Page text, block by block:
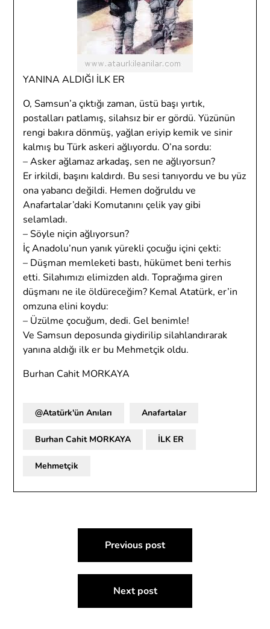
YANINA ALDIĞI İLK ER
O, Samsun’a çıktığı zaman, üstü başı yırtık,
postalları patlamış, silahsız bir er gördü. Yüzünün
rengi bakıra dönmüş, yağlan eriyip kemik ve sinir
kalmış bu Türk askeri ağlıyordu. O’na sordu:
– Asker ağlamaz arkadaş, sen ne ağlıyorsun?
Er irkildi, başını kaldırdı. Bu sesi tanıyordu ve bu yüz
ona yabancı değildi. Hemen doğruldu ve
Anafartalar’daki Komutanını çelik yay gibi
selamladı.
– Söyle niçin ağlıyorsun?
İç Anadolu’nun yanık yürekli çocuğu içini çekti:
– Düşman memleketi bastı, hükümet beni terhis
etti. Silahımızı elimizden aldı. Toprağıma giren
düşmanı ne ile öldüreceğim? Kemal Atatürk, er’in
omzuna elini koydu:
– Üzülme çocuğum, dedi. Gel benimle!
Ve Samsun deposunda giydirilip silahlandırarak
yanına aldığı ilk er bu Mehmetçik oldu.
Burhan Cahit MORKAYA
@Atatürk'ün Anıları Anafartalar
Burhan Cahit MORKAYA İLK ER
Mehmetçik
gezinmesi
Previous post
Next post